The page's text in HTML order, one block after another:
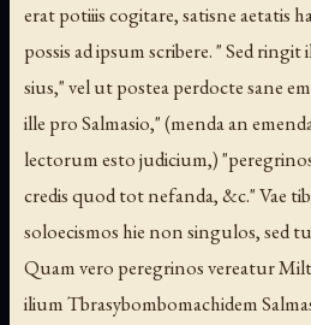
erat potiiis cogitare, satisne aetatis
possis ad ipsum scribere. " Sed ringit
sius," vel ut postea perdocte sane
ille pro Salmasio," (menda an
lectorum esto judicium,)
credis quod tot nefanda, &c." Vae
soloecismos hie non singulos, sed
Quam vero peregrinos vereatur
ilium Tbrasybombomachidem